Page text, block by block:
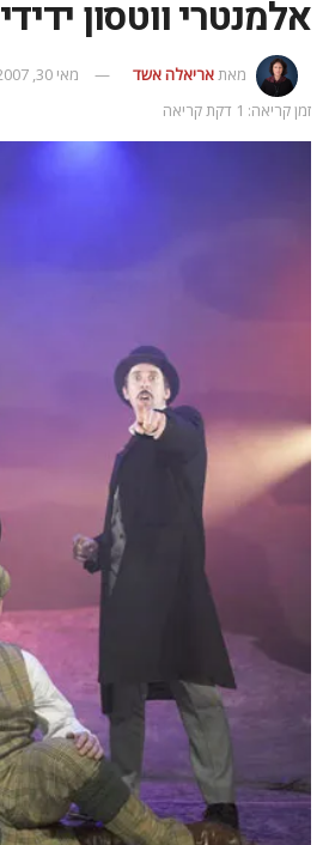
אלמנטרי ווטסון ידידי
מאתאריאלה אשד
מאי 30, 2007
זמן קריאה: 1 דקת קריאה